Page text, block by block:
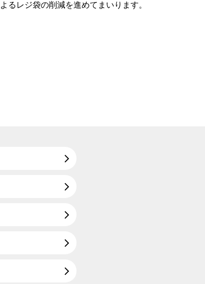
るレジ袋の削減を進めてまいります。